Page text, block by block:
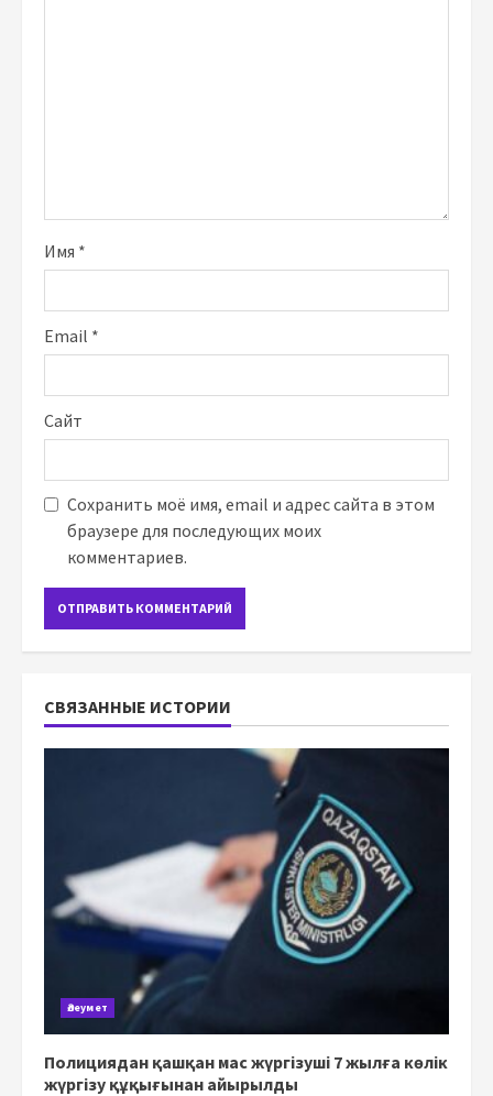
Имя *
Email *
Сайт
Сохранить моё имя, email и адрес сайта в этом
браузере для последующих моих
комментариев.
СВЯЗАННЫЕ ИСТОРИИ
Әлеумет
Полициядан қашқан мас жүргізуші 7 жылға көлік
жүргізу құқығынан айырылды